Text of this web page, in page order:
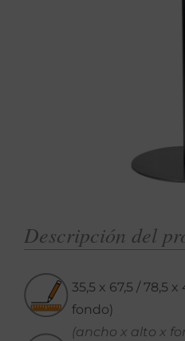
Descripción del
35,5 x 67,5 / 78,5
fondo)
(ancho x alto x